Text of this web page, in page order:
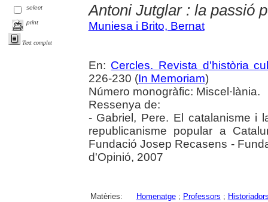
select
print
Text complet
Antoni Jutglar : la passió
Muniesa i Brito, Bernat
En: Cercles. Revista d'història
226-230 (In Memoriam)
Número monogràfic: Miscel·lània.
Ressenya de:
- Gabriel, Pere. El catalanisme i
republicanisme popular a
Fundació Josep Recasens -
d'Opinió, 2007
Matèries: Homenatge; Professors ;